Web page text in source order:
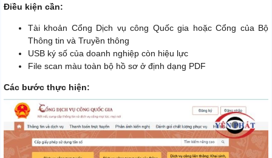
Điều kiện cần:
Tài khoản Cổng Dịch vụ công Quốc gia hoặc Cổng của Bộ
Thông tin và Truyền thông
USB ký số của doanh nghiệp còn hiệu lực
File scan màu toàn bộ hồ sơ ở định dạng PDF
Các bước thực hiện: